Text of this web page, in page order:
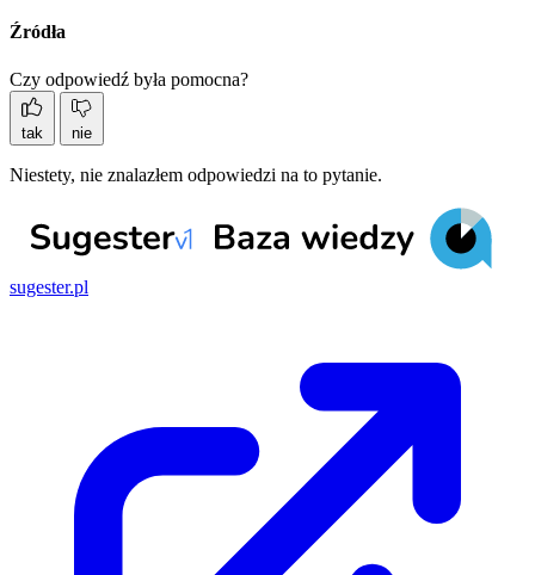
Źródła
Czy odpowiedź była pomocna?
tak nie
Niestety, nie znalazłem odpowiedzi na to pytanie.
sugester.pl